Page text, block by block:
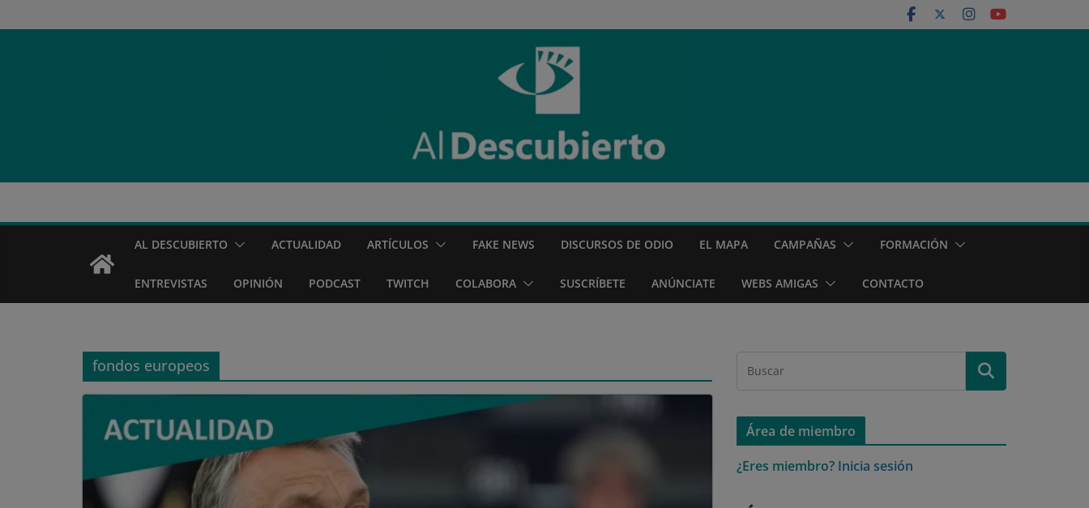
al
AL DESCUBIERTO ACTUALIDAD ARTÍCULOS FAKE NEWS DISCURSOS DE ODIO EL MAPA CAMPAÑAS FORMACIÓN
ENTREVISTAS OPINIÓN PODCAST TWITCH COLABORA SUSCRÍBETE ANÚNCIATE WEBS AMIGAS CONTACTO
fondos europeos
Área de miembro
¿Eres miembro? Inicia sesión